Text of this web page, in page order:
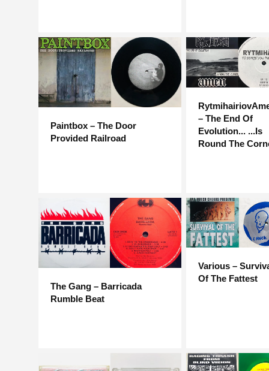
Paintbox – The Door
Provided Railroad
– The End Of
Evolution... ...Is
Round The
The Gang – Barricada
Rumble Beat
Various –
Of The Fattest